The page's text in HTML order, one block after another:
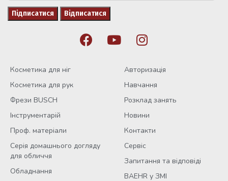
Косметика для ніг
Косметика для рук
Фрези BUSCH
Інструментарій
Проф. матеріали
Серія домашнього догляду
для обличчя
Обладнання
Авторизація
Навчання
Розклад занять
Новини
Контакти
Сервіс
Запитання та відповіді
BAEHR у ЗМІ